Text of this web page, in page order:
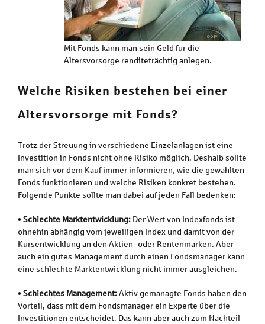
Mit Fonds kann man sein Geld für die
Altersvorsorge renditeträchtig anlegen.
Welche Risiken bestehen bei einer
Altersvorsorge mit Fonds?
Trotz der Streuung in verschiedene Einzelanlagen ist eine
Investition in Fonds nicht ohne Risiko möglich. Deshalb sollte
man sich vor dem Kauf immer informieren, wie die gewählten
Fonds funktionieren und welche Risiken konkret bestehen.
Folgende Punkte sollte man dabei auf jeden Fall bedenken:
•Schlechte Marktentwicklung:Der Wert von Indexfonds ist
ohnehin abhängig vom jeweiligen Index und damit von der
Kursentwicklung an den Aktien- oder Rentenmärken. Aber
auch ein gutes Management durch einen Fondsmanager kann
eine schlechte Marktentwicklung nicht immer ausgleichen.
•Schlechtes Management:Aktiv gemanagte Fonds haben den
Vorteil, dass mit dem Fondsmanager ein Experte über die
Investitionen entscheidet. Das kann aber auch zum Nachteil